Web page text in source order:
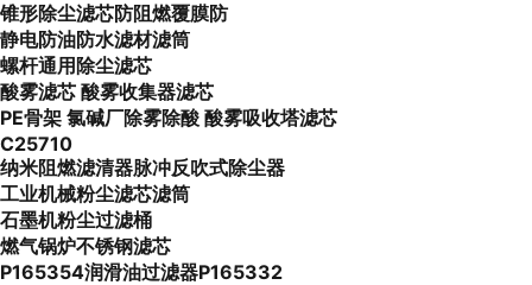
锥形除尘滤芯防阻燃覆膜防
静电防油防水滤材滤筒
螺杆通用除尘滤芯
酸雾滤芯 酸雾收集器滤芯
PE骨架 氯碱厂除雾除酸 酸雾吸收塔滤芯
C25710
纳米阻燃滤清器脉冲反吹式除尘器
工业机械粉尘滤芯滤筒
石墨机粉尘过滤桶
燃气锅炉不锈钢滤芯
P165354润滑油过滤器P165332